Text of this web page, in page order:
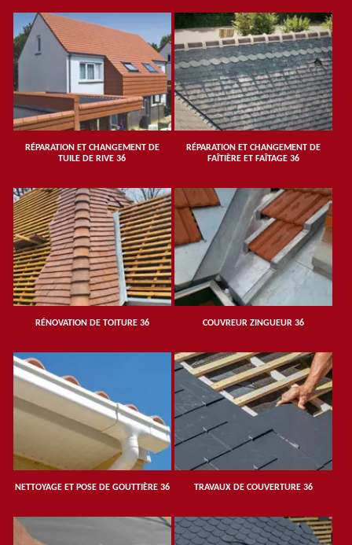
RÉPARATION ET CHANGEMENT DE
TUILE DE RIVE 36
RÉPARATION ET CHANGEMENT DE
FAÎTIÈRE ET FAÎTAGE 36
RÉNOVATION DE TOITURE 36 COUVREUR ZINGUEUR 36
NETTOYAGE ET POSE DE GOUTTIÈRE 36 TRAVAUX DE COUVERTURE 36